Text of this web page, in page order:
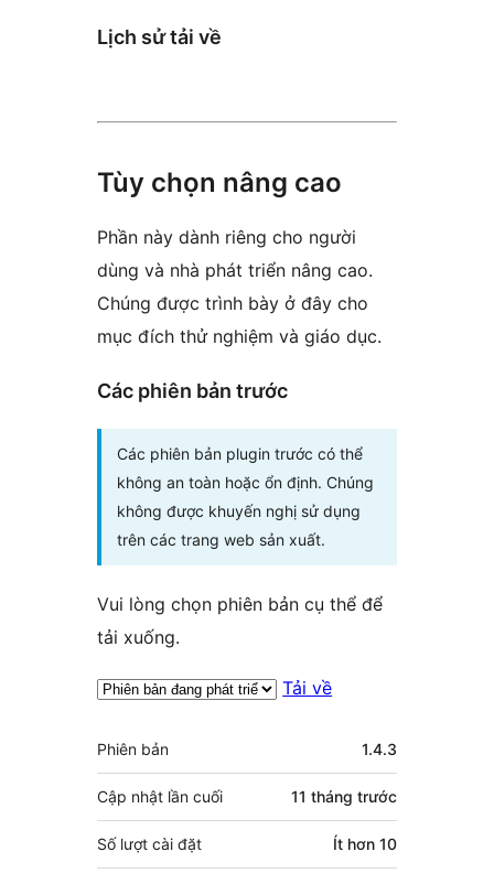
Lịch sử tải về
Tùy chọn nâng cao
Phần này dành riêng cho người
dùng và nhà phát triển nâng cao.
Chúng được trình bày ở đây cho
mục đích thử nghiệm và giáo dục.
Các phiên bản trước
Các phiên bản plugin trước có thể
không an toàn hoặc ổn định. Chúng
không được khuyến nghị sử dụng
trên các trang web sản xuất.
Vui lòng chọn phiên bản cụ thể để
tải xuống.
Tải về
Meta
Phiên bản 1.4.3
Cập nhật lần cuối 11 tháng trước
Số lượt cài đặt Ít hơn 10